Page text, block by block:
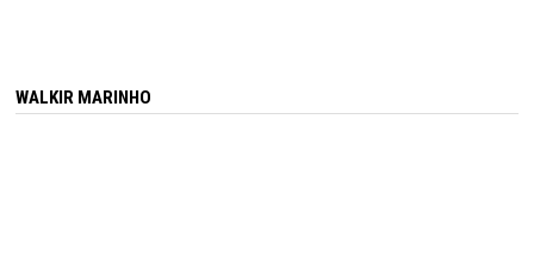
WALKIR MARINHO